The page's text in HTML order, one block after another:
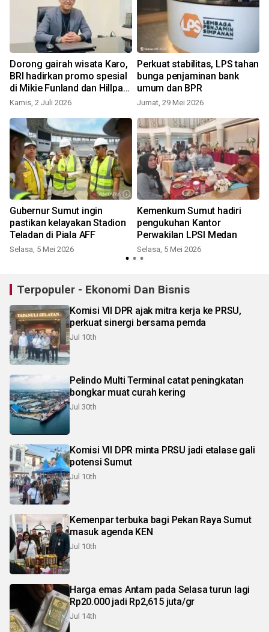
Dorong gairah wisata Karo,
BRI hadirkan promo spesial
di Mikie Funland dan Hillpark
Sibolangit
Kamis, 2 Juli 2026
Perkuat stabilitas, LPS tahan
bunga penjaminan bank
umum dan BPR
Jumat, 29 Mei 2026
Gubernur Sumut ingin
pastikan kelayakan Stadion
Teladan di Piala AFF
Selasa, 5 Mei 2026
Kemenkum Sumut hadiri
pengukuhan Kantor
Perwakilan LPSI Medan
Selasa, 5 Mei 2026
Terpopuler - Ekonomi Dan Bisnis
Komisi VII DPR ajak mitra kerja ke PRSU,
perkuat sinergi bersama pemda
Jul 10th
Pelindo Multi Terminal catat peningkatan
bongkar muat curah kering
Jul 30th
Komisi VII DPR minta PRSU jadi etalase gali
potensi Sumut
Jul 10th
Kemenpar terbuka bagi Pekan Raya Sumut
masuk agenda KEN
Jul 10th
Harga emas Antam pada Selasa turun lagi
Rp20.000 jadi Rp2,615 juta/gr
Jul 14th